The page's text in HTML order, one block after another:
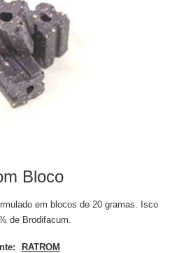
Bloco
em blocos de 20 gramas. Isco
de Brodifacum.
RATROM